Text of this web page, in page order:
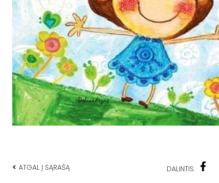
< ATGAL Į SĄRAŠĄ DALINTIS: